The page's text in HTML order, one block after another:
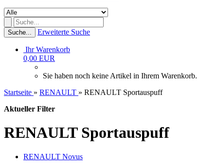
Suche... Erweiterte Suche
Ihr Warenkorb
0,00 EUR
Sie haben noch keine Artikel in Ihrem Warenkorb.
Startseite » RENAULT » RENAULT Sportauspuff
Aktueller Filter
RENAULT Sportauspuff
RENAULT Novus